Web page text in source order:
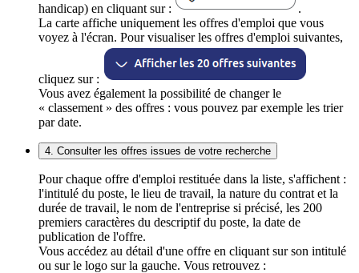
handicap) en cliquant sur :
.
La carte affiche uniquement les offres d'emploi que vous
voyez à l'écran. Pour visualiser les offres d'emploi suivantes,
cliquez sur :
Vous avez également la possibilité de changer le
« classement » des offres : vous pouvez par exemple les trier
par date.
4. Consulter les offres issues de votre recherche
Pour chaque offre d'emploi restituée dans la liste, s'affichent :
l'intitulé du poste, le lieu de travail, la nature du contrat et la
durée de travail, le nom de l'entreprise si précisé, les 200
premiers caractères du descriptif du poste, la date de
publication de l'offre.
Vous accédez au détail d'une offre en cliquant sur son intitulé
ou sur le logo sur la gauche. Vous retrouvez :